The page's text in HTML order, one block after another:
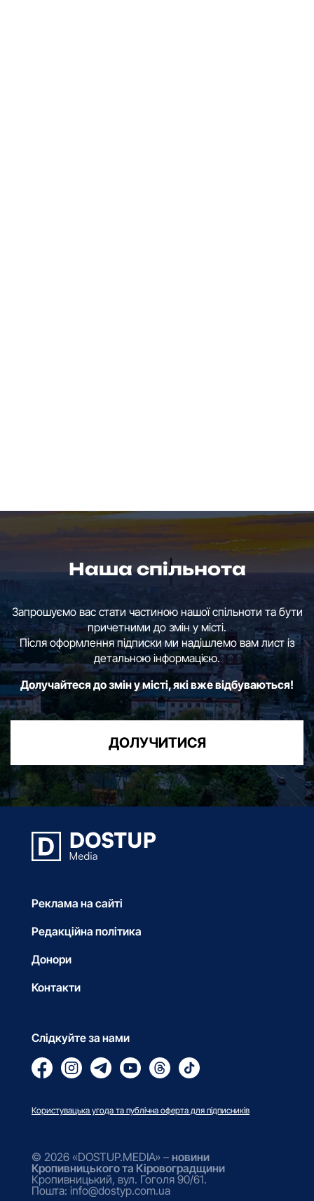
Наша спільнота
Запрошуємо вас стати частиною нашої спільноти та бути
причетними до змін у місті.
Після оформлення підписки ми надішлемо вам лист із
детальною інформацією.
Долучайтеся до змін у місті, які вже відбуваються!
ДОЛУЧИТИСЯ
Реклама на сайті
Редакційна політика
Донори
Контакти
Слідкуйте за нами
Користувацька угода та публічна оферта для підписників
© 2026 «DOSTUP.MEDIA» – новини
Кропивницького та Кіровоградщини
Кропивницький, вул. Гоголя 90/61.
Пошта: info@dostyp.com.ua